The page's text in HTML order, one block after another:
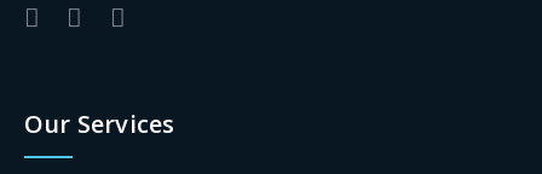
Our Services